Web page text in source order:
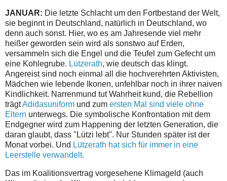
JANUAR: Die letzte Schlacht um den Fortbestand der Welt,
sie beginnt in Deutschland, natürlich in Deutschland, wo
denn auch sonst. Hier, wo es am Jahresende viel mehr
heißer geworden sein wird als sonstwo auf Erden,
versammeln sich die Engel und die Teufel zum Gefecht um
eine Kohlegrube. Lützerath, wie deutsch das klingt.
Angereist sind noch einmal all die hochverehrten Aktivisten,
Mädchen wie lebende Ikonen, unfehlbar noch in ihrer naiven
Kindlichkeit. Narrenmund tut Wahrheit kund, die Rebellion
trägtAdidasuniform und zum ersten Mal sind viele ohne
Eltern unterwegs. Die symbolische Konfrontation mit dem
Endgegner wird zum Happening der letzten Generation, die
daran glaubt, dass "Lützi lebt". Nur Stunden später ist der
Monat vorbei. Und Lützerath hat sich für immer in eine
Leerstelle verwandelt.
Das im Koalitionsvertrag vorgesehene Klimageld (auch